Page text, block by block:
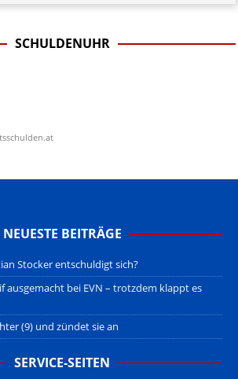
SCHULDENUHR
NEUESTE BEITRÄGE
Stocker entschuldigt sich?
ausgemacht bei EVN – trotzdem klappt es
(9) und zündet sie an
SERVICE-SEITEN